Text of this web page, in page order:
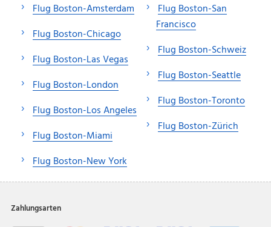
Flug Boston-Amsterdam
Flug Boston-Chicago
Flug Boston-Las Vegas
Flug Boston-London
Flug Boston-Los Angeles
Flug Boston-Miami
Flug Boston-New York
Flug Boston-San
Francisco
Flug Boston-Schweiz
Flug Boston-Seattle
Flug Boston-Toronto
Flug Boston-Zürich